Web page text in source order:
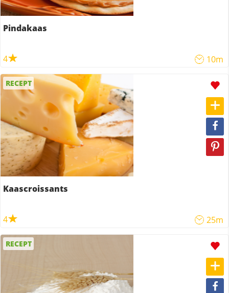
Pindakaas
4 10m
RECEPT
Kaascroissants
4 25m
RECEPT